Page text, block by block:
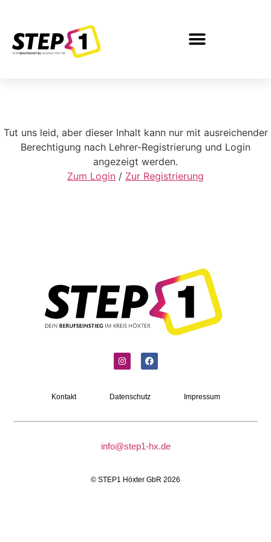
Tut uns leid, aber dieser Inhalt kann nur mit ausreichender
Berechtigung nach Lehrer-Registrierung und Login
angezeigt werden.
Zum Login / Zur Registrierung
Kontakt Datenschutz Impressum
info@step1-hx.de
© STEP1 Höxter GbR 2026